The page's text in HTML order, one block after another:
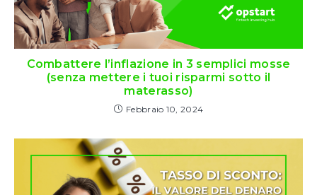
Combattere l’inflazione in 3 semplici mosse
(senza mettere i tuoi risparmi sotto il
materasso)
Febbraio 10, 2024